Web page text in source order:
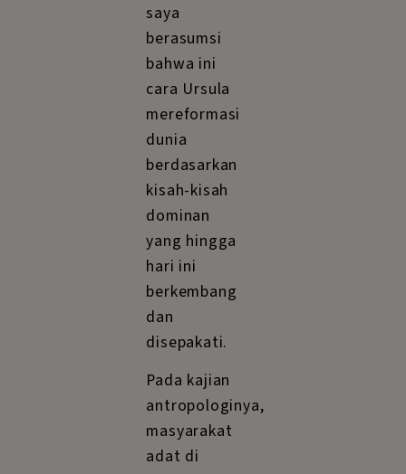
saya
berasumsi
bahwa ini
cara Ursula
mereformasi
dunia
berdasarkan
kisah-kisah
dominan
yang hingga
hari ini
berkembang
dan
disepakati.
Pada kajian
antropologinya,
masyarakat
adat di